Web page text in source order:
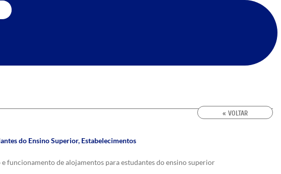
« VOLTAR
do Ensino Superior, Estabelecimentos
funcionamento de alojamentos para estudantes do ensino superior